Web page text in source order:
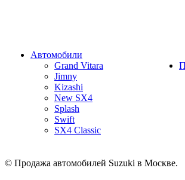
Автомобили
Grand Vitara
Jimny
Kizashi
New SX4
Splash
Swift
SX4 Classic
© Продажа автомобилей Suzuki в Москве.